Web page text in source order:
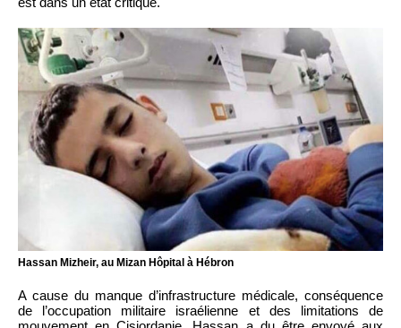
Hassan Mizheir, au Mizan Hôpital à Hébron
A cause du manque d’infrastructure médicale, conséquence
de l’occupation militaire israélienne et des limitations de